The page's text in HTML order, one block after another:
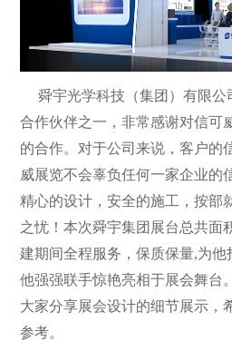
舜宇光学科技（集团）有限公
合作伙伴之一，非常感谢对信可
的合作。对于公司来说，客户的
威展览不会辜负任何一家企业的
精心的设计，安全的施工，按部
之忧！本次舜宇集团展台总共面
建期间全程服务，保质保量,为
他强强联手惊艳亮相于展会舞台
大家分享展会设计的细节展示，
参考。